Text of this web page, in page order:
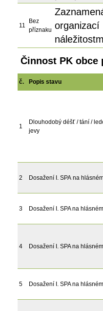
11
Bez
příznaku organizací
Činnost PK obce
č. Popis stavu
1
Dlouhodobý déšť / tání /
jevy
2 Dosažení I. SPA na
3 Dosažení I. SPA na
4 Dosažení I. SPA na
5 Dosažení I. SPA na